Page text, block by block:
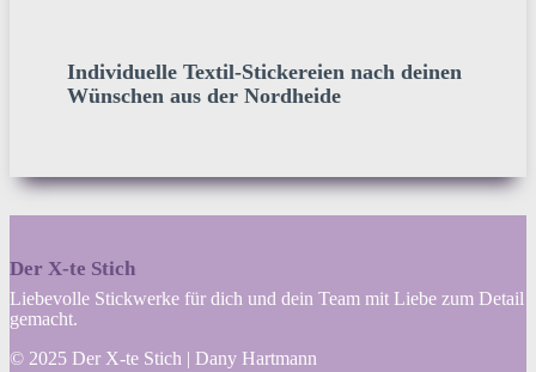
Individuelle Textil-Stickereien nach deinen
Wünschen aus der Nordheide
Der X-te Stich
Liebevolle Stickwerke für dich und dein Team mit Liebe zum Detail
gemacht.
© 2025 Der X-te Stich | Dany Hartmann